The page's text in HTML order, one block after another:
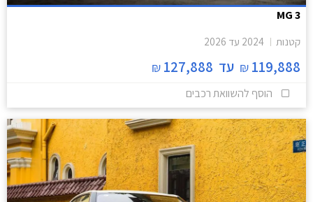
MG 3
קטנות 2024 עד 2026
119,888
₪ עד 127,888
₪
הוסף להשוואת רכבים